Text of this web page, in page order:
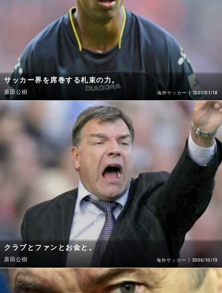
サッカー界を席巻する札束の力。
原田公樹 海外サッカー 2007/01/18
クラブとファンとお金と。
原田公樹 海外サッカー 2006/10/19